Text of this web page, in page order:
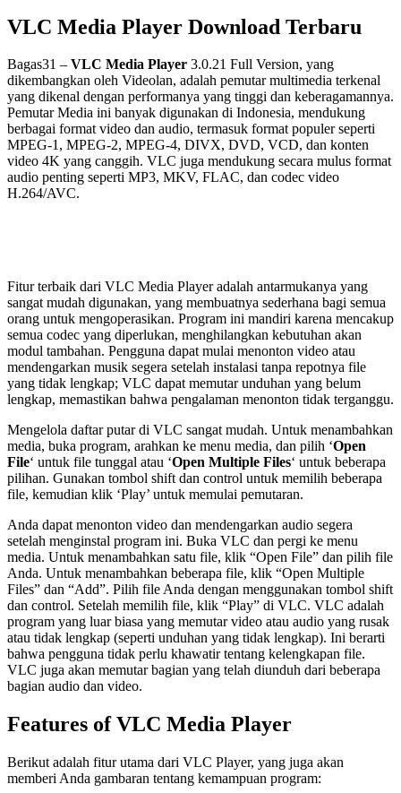
VLC Media Player Download Terbaru
Bagas31 – VLC Media Player 3.0.21 Full Version, yang
dikembangkan oleh Videolan, adalah pemutar multimedia terkenal
yang dikenal dengan performanya yang tinggi dan keberagamannya.
Pemutar Media ini banyak digunakan di Indonesia, mendukung
berbagai format video dan audio, termasuk format populer seperti
MPEG-1, MPEG-2, MPEG-4, DIVX, DVD, VCD, dan konten
video 4K yang canggih. VLC juga mendukung secara mulus format
audio penting seperti MP3, MKV, FLAC, dan codec video
H.264/AVC.
Fitur terbaik dari VLC Media Player adalah antarmukanya yang
sangat mudah digunakan, yang membuatnya sederhana bagi semua
orang untuk mengoperasikan. Program ini mandiri karena mencakup
semua codec yang diperlukan, menghilangkan kebutuhan akan
modul tambahan. Pengguna dapat mulai menonton video atau
mendengarkan musik segera setelah instalasi tanpa repotnya file
yang tidak lengkap; VLC dapat memutar unduhan yang belum
lengkap, memastikan bahwa pengalaman menonton tidak terganggu.
Mengelola daftar putar di VLC sangat mudah. Untuk menambahkan
media, buka program, arahkan ke menu media, dan pilih ‘Open
File‘ untuk file tunggal atau ‘Open Multiple Files‘ untuk beberapa
pilihan. Gunakan tombol shift dan control untuk memilih beberapa
file, kemudian klik ‘Play’ untuk memulai pemutaran.
Anda dapat menonton video dan mendengarkan audio segera
setelah menginstal program ini. Buka VLC dan pergi ke menu
media. Untuk menambahkan satu file, klik “Open File” dan pilih file
Anda. Untuk menambahkan beberapa file, klik “Open Multiple
Files” dan “Add”. Pilih file Anda dengan menggunakan tombol shift
dan control. Setelah memilih file, klik “Play” di VLC. VLC adalah
program yang luar biasa yang memutar video atau audio yang rusak
atau tidak lengkap (seperti unduhan yang tidak lengkap). Ini berarti
bahwa pengguna tidak perlu khawatir tentang kelengkapan file.
VLC juga akan memutar bagian yang telah diunduh dari beberapa
bagian audio dan video.
Features of VLC Media Player
Berikut adalah fitur utama dari VLC Player, yang juga akan
memberi Anda gambaran tentang kemampuan program: